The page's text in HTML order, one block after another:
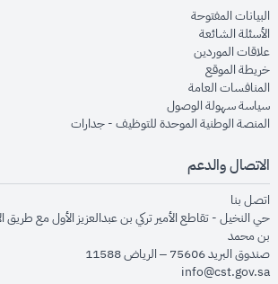
البيانات المفتوحةopens in new window
الأسئلة الشائعةopens in new window
علاقات الموردينopens in new window
خريطة الموقعopens in new window
المنافسات العامةopens in new window
سياسة سهولة الوصولopens in new window
المنصة الوطنية الموحدة للتوظيف - جداراتnew window
الاتصال والدعم
اتصل بنا
حي النخيل - تقاطع الأمير تركي بن عبدالعزيز الأول مع طريق
بن محمد
صندوق البريد 75606 – الرياض 11588
info@cst.gov.sa